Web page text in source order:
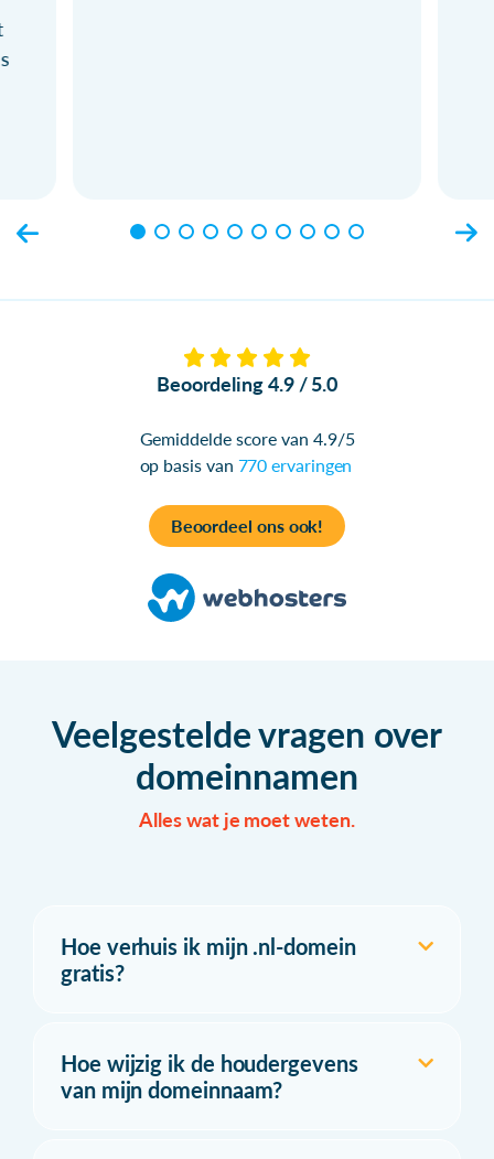
Beoordeling 4.9 / 5.0
Gemiddelde score van 4.9/5
op basis van 770 ervaringen
Beoordeel ons ook!
Veelgestelde vragen over
domeinnamen
Alles wat je moet weten.
Hoe verhuis ik mijn .nl-domein
gratis?
Hoe wijzig ik de houdergevens
van mijn domeinnaam?